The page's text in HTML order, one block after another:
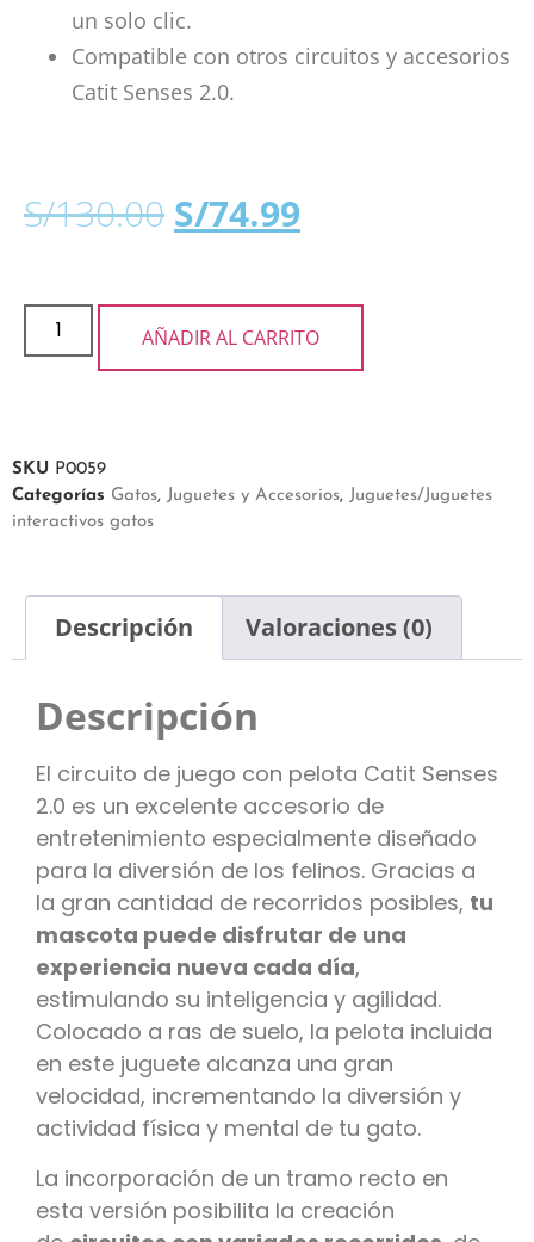
un solo clic.
Compatible con otros circuitos y accesorios
Catit Senses 2.0.
S/130.00 S/74.99
AÑADIR AL CARRITO
SKU P0059
Categorías Gatos, Juguetes y Accesorios, Juguetes/Juguetes
interactivos gatos
Descripción Valoraciones (0)
Descripción
El circuito de juego con pelota Catit Senses
2.0 es un excelente accesorio de
entretenimiento especialmente diseñado
para la diversión de los felinos. Gracias a
la gran cantidad de recorridos posibles, tu
mascota puede disfrutar de una
experiencia nueva cada día,
estimulando su inteligencia y agilidad.
Colocado a ras de suelo, la pelota incluida
en este juguete alcanza una gran
velocidad, incrementando la diversión y
actividad física y mental de tu gato.
La incorporación de un tramo recto en
esta versión posibilita la creación